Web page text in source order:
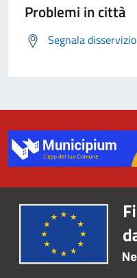
Problemi in città
Segnala disservizio